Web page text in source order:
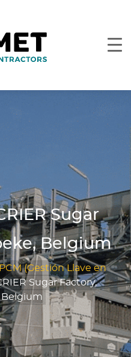
Sugar
Belgium
(Gestión Llave en
Sugar Factory,
Belgium